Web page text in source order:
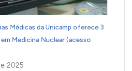
Médicas da Unicamp oferece 3
Medicina Nuclear (acesso
2025